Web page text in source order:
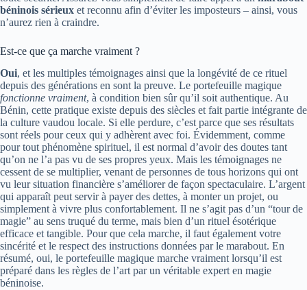
béninois sérieux et reconnu afin d’éviter les imposteurs – ainsi, vous
n’aurez rien à craindre.
Est-ce que ça marche vraiment ?
Oui, et les multiples témoignages ainsi que la longévité de ce rituel
depuis des générations en sont la preuve. Le portefeuille magique
fonctionne vraiment, à condition bien sûr qu’il soit authentique. Au
Bénin, cette pratique existe depuis des siècles et fait partie intégrante de
la culture vaudou locale. Si elle perdure, c’est parce que ses résultats
sont réels pour ceux qui y adhèrent avec foi. Évidemment, comme
pour tout phénomène spirituel, il est normal d’avoir des doutes tant
qu’on ne l’a pas vu de ses propres yeux. Mais les témoignages ne
cessent de se multiplier, venant de personnes de tous horizons qui ont
vu leur situation financière s’améliorer de façon spectaculaire. L’argent
qui apparaît peut servir à payer des dettes, à monter un projet, ou
simplement à vivre plus confortablement. Il ne s’agit pas d’un “tour de
magie” au sens truqué du terme, mais bien d’un rituel ésotérique
efficace et tangible. Pour que cela marche, il faut également votre
sincérité et le respect des instructions données par le marabout. En
résumé, oui, le portefeuille magique marche vraiment lorsqu’il est
préparé dans les règles de l’art par un véritable expert en magie
béninoise.